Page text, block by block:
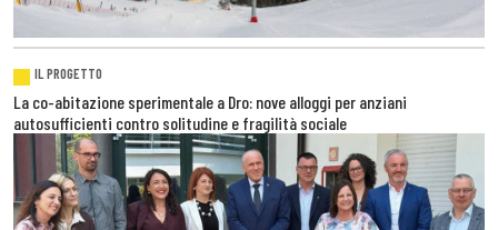
IL PROGETTO
La co-abitazione sperimentale a Dro: nove alloggi per anziani
autosufficienti contro solitudine e fragilità sociale